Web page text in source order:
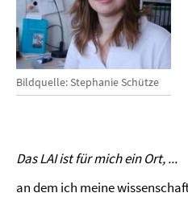
Bildquelle: Stephanie Schütze
Das LAI ist für mich ein Ort, ...
an dem ich meine